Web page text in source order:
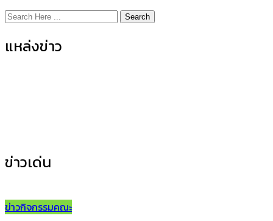
Search
แหล่งข่าว
ข่าวเด่น
ข่าวกิจกรรมคณะ